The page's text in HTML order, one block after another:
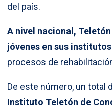
del país.
A nivel nacional,
jóvenes en sus institutos
procesos de
De este número, un total
Instituto Teletón de